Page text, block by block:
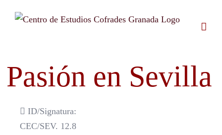
Pasión en Sevilla
ID/Signatura:
CEC/SEV. 12.8